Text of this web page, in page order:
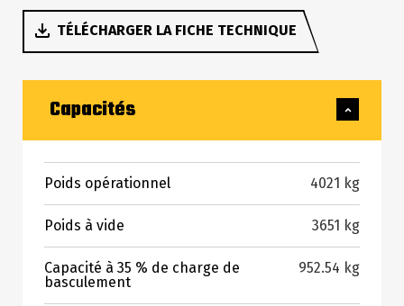
TÉLÉCHARGER LA FICHE TECHNIQUE
Capacités
Poids opérationnel 4021 kg
Poids à vide 3651 kg
Capacité à 35 % de charge de
basculement
952.54 kg